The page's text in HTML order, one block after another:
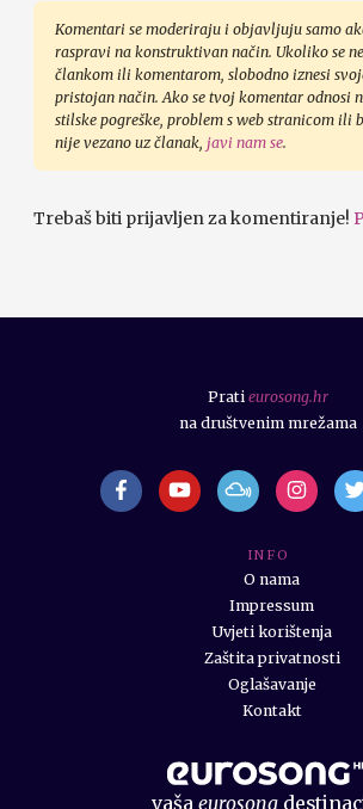
Komentari se moderiraju i objavljuju samo
raspravi na konstruktivan način. Ukoliko se
člankom ili komentarom, slobodno iznesi
pristojan način. Ako se tvoj komentar odnosi
stilske pogreške, problem s web stranicom ili
nije vezano uz članak, javi nam se.
Trebaš biti prijavljen za komentiranje!
vaša eurosong
I N F O
O nama
Impressum
Uvjeti korištenja
Zaštita privatnosti
Oglašavanje
Kontakt
Prati eurosong.hr
na društvenim mrežama